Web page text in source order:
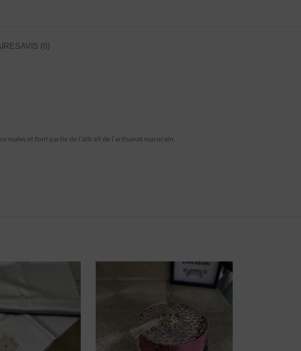
AVIS (0)
et font partie de l’attrait de l’artisanat marocain.